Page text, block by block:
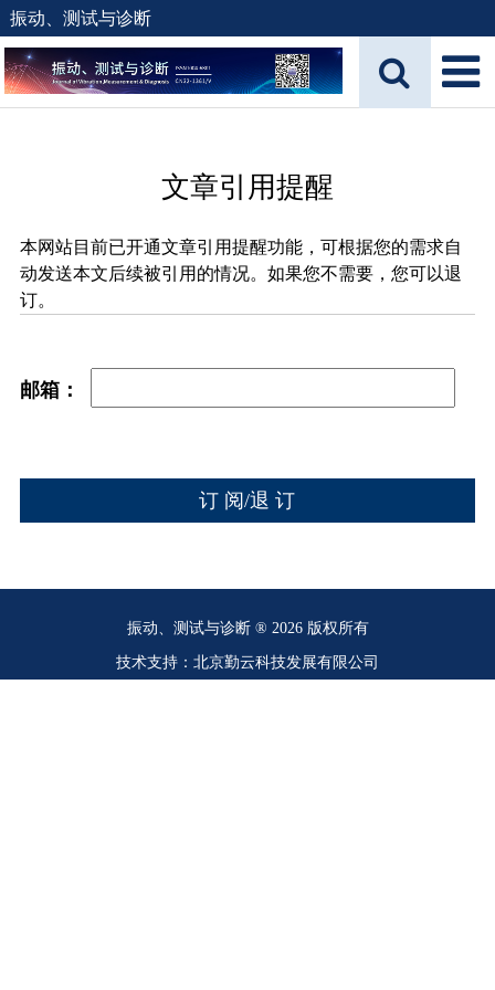
振动、测试与诊断
文章引用提醒
本网站目前已开通文章引用提醒功能，可根据您的需求自
动发送本文后续被引用的情况。如果您不需要，您可以退
订。
邮箱：
振动、测试与诊断 ® 2026 版权所有
技术支持：北京勤云科技发展有限公司